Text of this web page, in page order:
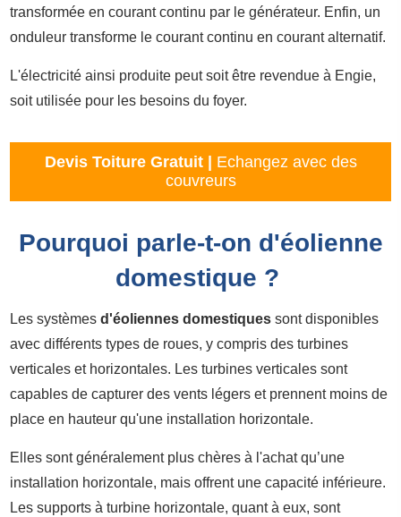
transformée en courant continu par le générateur. Enfin, un
onduleur transforme le courant continu en courant alternatif.
L'électricité ainsi produite peut soit être revendue à Engie,
soit utilisée pour les besoins du foyer.
Devis Toiture Gratuit | Echangez avec des
couvreurs
Pourquoi parle-t-on d'éolienne
domestique ?
Les systèmes d'éoliennes domestiques sont disponibles
avec différents types de roues, y compris des turbines
verticales et horizontales. Les turbines verticales sont
capables de capturer des vents légers et prennent moins de
place en hauteur qu'une installation horizontale.
Elles sont généralement plus chères à l'achat qu’une
installation horizontale, mais offrent une capacité inférieure.
Les supports à turbine horizontale, quant à eux, sont